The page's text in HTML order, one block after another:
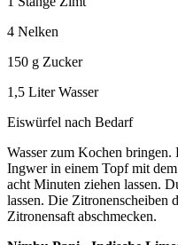
4 Nelken
150 g Zucker
1,5 Liter Wasser
Eiswürfel nach Bedarf
Wasser zum Kochen
Ingwer in einem Topf mit
acht Minuten ziehen lassen.
lassen. Die Zitronenscheiben
Zitronensaft abschmecken.